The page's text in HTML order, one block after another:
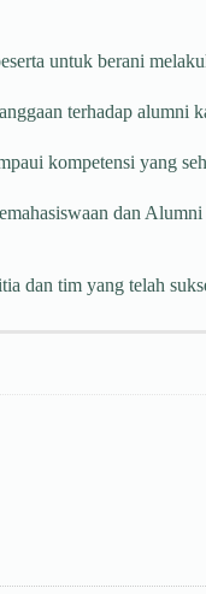
untuk berani
terhadap alumni
kompetensi yang
dan
dan tim yang telah